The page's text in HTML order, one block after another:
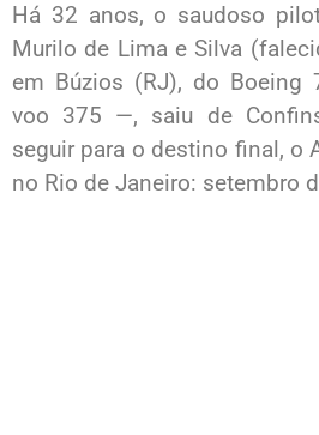
Há 32 anos, o saudoso
Murilo de Lima e Silva
em Búzios (RJ), do Boeing
voo 375 —, saiu de
seguir para o destino final, o
no Rio de Janeiro: setembro